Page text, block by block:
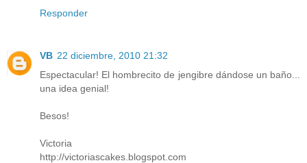
Responder
VB 22 diciembre, 2010 21:32
Espectacular! El hombrecito de jengibre dándose un baño...
una idea genial!
Besos!
Victoria
http://victoriascakes.blogspot.com